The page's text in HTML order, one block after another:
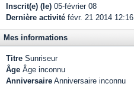
Inscrit(e) (le) 05-février 08
Dernière activité févr. 21 2014 12:16
Mes informations
Titre Sunriseur
Âge Âge inconnu
Anniversaire Anniversaire inconnu